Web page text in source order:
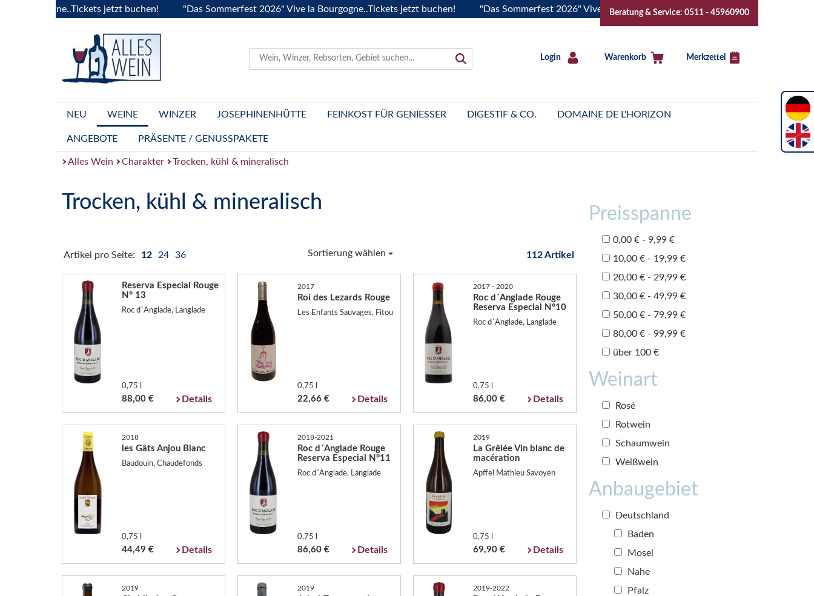
jetzt buchen! "Das Sommerfest 2026" Vive la Bourgogne..Tickets jetzt buchen! "Das Sommerfest 2026" Vive la Bourgogne..Tickets jetzt buchen!
Beratung & Service: 0511 - 45960900
Login Warenkorb Merkzettel
NEU WEINE WINZER JOSEPHINENHÜTTE FEINKOST FÜR GENIESSER DIGESTIF & CO. DOMAINE DE L'HORIZON
ANGEBOTE PRÄSENTE / GENUSSPAKETE
Alles Wein Charakter Trocken, kühl & mineralisch
Trocken, kühl & mineralisch
Artikel pro Seite: 12 24 36 Sortierung wählen 112 Artikel
Reserva Especial Rouge
N° 13
Roc d´Anglade, Langlade
0,75 l
88,00 € Details
2017
Roi des Lezards Rouge
Les Enfants Sauvages, Fitou
0,75 l
22,66 € Details
2017 - 2020
Roc d´Anglade Rouge
Reserva Especial N°10
Roc d´Anglade, Langlade
0,75 l
86,00 € Details
2018
les Gâts Anjou Blanc
Baudouin, Chaudefonds
0,75 l
44,49 € Details
2018-2021
Roc d´Anglade Rouge
Reserva Especial N°11
Roc d´Anglade, Langlade
0,75 l
86,60 € Details
2019
La Grêlée Vin blanc de
macération
Apffel Mathieu Savoyen
0,75 l
69,90 € Details
2019 2019 2019-2022
Preisspanne
0,00 € - 9,99 €
10,00 € - 19,99 €
20,00 € - 29,99 €
30,00 € - 49,99 €
50,00 € - 79,99 €
80,00 € - 99,99 €
über 100 €
Weinart
Rosé
Rotwein
Schaumwein
Weißwein
Anbaugebiet
Deutschland
Baden
Mosel
Nahe
Pfalz